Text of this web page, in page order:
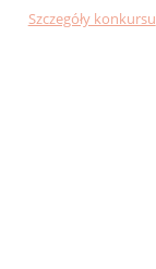
Szczegóły konkursu